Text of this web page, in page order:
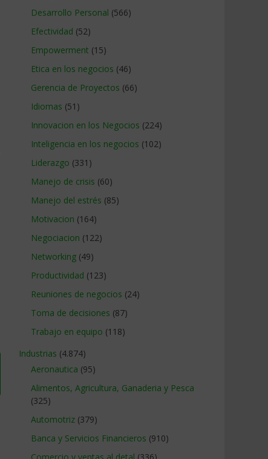
Desarrollo Personal (566)
Efectividad (52)
Empowerment (15)
Etica en los negocios (46)
Gerencia de Proyectos (66)
Idiomas (51)
Innovacion en los Negocios (224)
Inteligencia en los negocios (102)
Liderazgo (331)
Manejo de crisis (60)
Manejo del estrés (85)
Motivacion (164)
Negociacion (122)
Networking (49)
Productividad (123)
Reuniones de negocios (24)
Toma de decisiones (87)
Trabajo en equipo (118)
Industrias (4.874)
Aeronautica (95)
Alimentos, Agricultura, Ganaderia y Pesca
(325)
Automotriz (379)
Banca y Servicios Financieros (910)